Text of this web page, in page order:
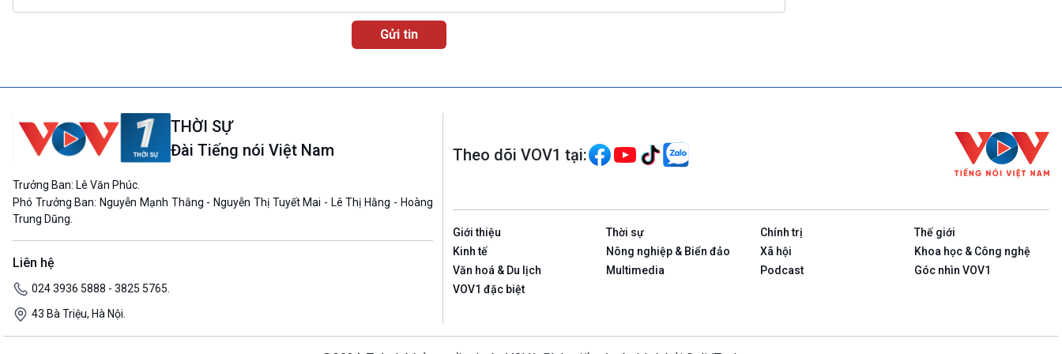
THỜI SỰ
Đài Tiếng nói Việt Nam
Trưởng Ban: Lê Văn Phúc.
Phó Trưởng Ban: Nguyễn Mạnh Thắng - Nguyễn Thị Tuyết Mai - Lê Thị Hằng - Hoàng
Trung Dũng.
Liên hệ
024 3936 5888 - 3825 5765.
43 Bà Triệu, Hà Nội.
Theo dõi VOV1 tại:
Giới thiệu Thời sự Chính trị
Thế giới
Kinh tế
Nông nghiệp & Biển đảo Xã hội
Khoa học & Công nghệ
Văn hoá & Du lịch
Multimedia Podcast
Góc nhìn VOV1
VOV1 đặc biệt